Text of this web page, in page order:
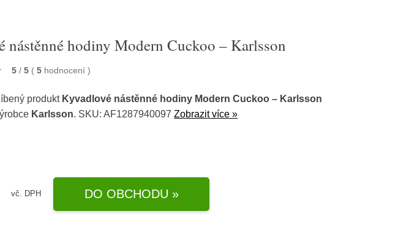
nástěnné hodiny Modern Cuckoo – Karlsson
5 / 5 ( 5 hodnocení)
produkt Kyvadlové nástěnné hodiny Modern Cuckoo – Karlsson
Karlsson. SKU: AF1287940097Zobrazit více »
vč. DPH DO OBCHODU »